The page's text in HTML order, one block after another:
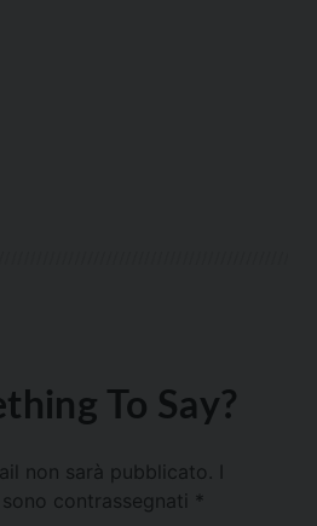
To Say?
non sarà pubblicato.
contrassegnati *